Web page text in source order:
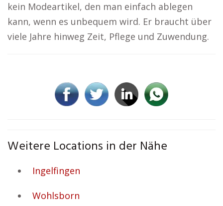
kein Modeartikel, den man einfach ablegen
kann, wenn es unbequem wird. Er braucht über
viele Jahre hinweg Zeit, Pflege und Zuwendung.
Weitere Locations in der Nähe
Ingelfingen
Wohlsborn